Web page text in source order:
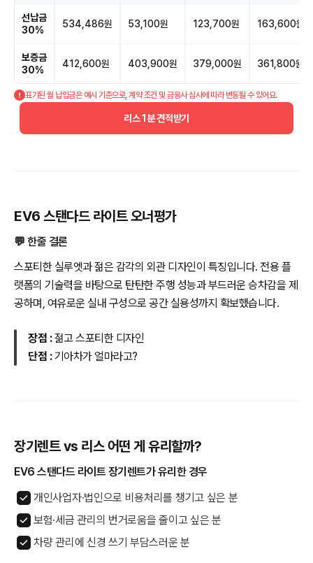
선납금
30%
534,486원 53,100원 123,700원 163,600원
보증금
30%
412,600원 403,900원 379,000원 361,800원
표기된 월 납입금은 예시 기준으로, 계약 조건 및 금융사 심사에 따라 변동될 수 있어요.
리스 1분 견적받기
EV6 스탠다드 라이트 오너평가
💬 한줄 결론
스포티한 실루엣과 젊은 감각의 외관 디자인이 특징입니다. 전용 플
랫폼의 기술력을 바탕으로 탄탄한 주행 성능과 부드러운 승차감을 제
공하며, 여유로운 실내 구성으로 공간 실용성까지 확보했습니다.
장점 :젊고 스포티한 디자인
단점 :기아차가 얼마라고?
장기렌트 vs 리스 어떤 게 유리할까?
EV6 스탠다드 라이트 장기렌트가 유리한 경우
개인사업자·법인으로 비용처리를 챙기고 싶은 분
보험·세금 관리의 번거로움을 줄이고 싶은 분
차량 관리에 신경 쓰기 부담스러운 분